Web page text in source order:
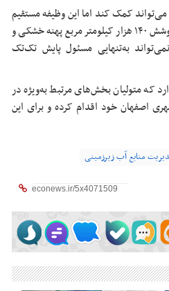
کمک کند اما این وظیفه مستقیم
بر عهده این سازمان نیست زیرا با پوشش ۱۴۰ هزار کیلومتر مربع پهنه خشکی و
به‌تنهایی مسئول پایش تک‌تک
که متولیان بخش‌های مرتبط به‌ویژه در
اصفهان خود اقدام کرده و برای این
منابع آب زیرزمینی